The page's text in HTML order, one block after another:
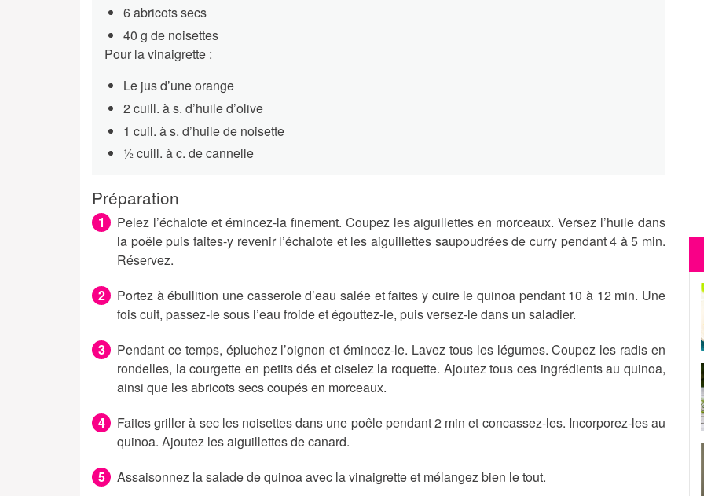
6 abricots secs
40 g de noisettes
Pour la vinaigrette :
Le jus d’une orange
2 cuill. à s. d’huile d’olive
1 cuil. à s. d’huile de noisette
1⁄2 cuill. à c. de cannelle
Préparation
Pelez l’échalote et émincez-la finement. Coupez les aiguillettes en morceaux. Versez l’huile dans
la poêle puis faites-y revenir l’échalote et les aiguillettes saupoudrées de curry pendant 4 à 5 min.
Réservez.
Portez à ébullition une casserole d’eau salée et faites y cuire le quinoa pendant 10 à 12 min. Une
fois cuit, passez-le sous l’eau froide et égouttez-le, puis versez-le dans un saladier.
Pendant ce temps, épluchez l’oignon et émincez-le. Lavez tous les légumes. Coupez les radis en
rondelles, la courgette en petits dés et ciselez la roquette. Ajoutez tous ces ingrédients au quinoa,
ainsi que les abricots secs coupés en morceaux.
Faites griller à sec les noisettes dans une poêle pendant 2 min et concassez-les. Incorporez-les au
quinoa. Ajoutez les aiguillettes de canard.
Assaisonnez la salade de quinoa avec la vinaigrette et mélangez bien le tout.